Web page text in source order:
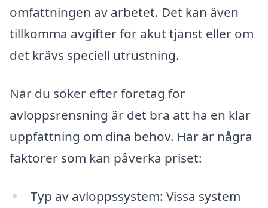
omfattningen av arbetet. Det kan även
tillkomma avgifter för akut tjänst eller om
det krävs speciell utrustning.
När du söker efter företag för
avloppsrensning är det bra att ha en klar
uppfattning om dina behov. Här är några
faktorer som kan påverka priset:
Typ av avloppssystem: Vissa system